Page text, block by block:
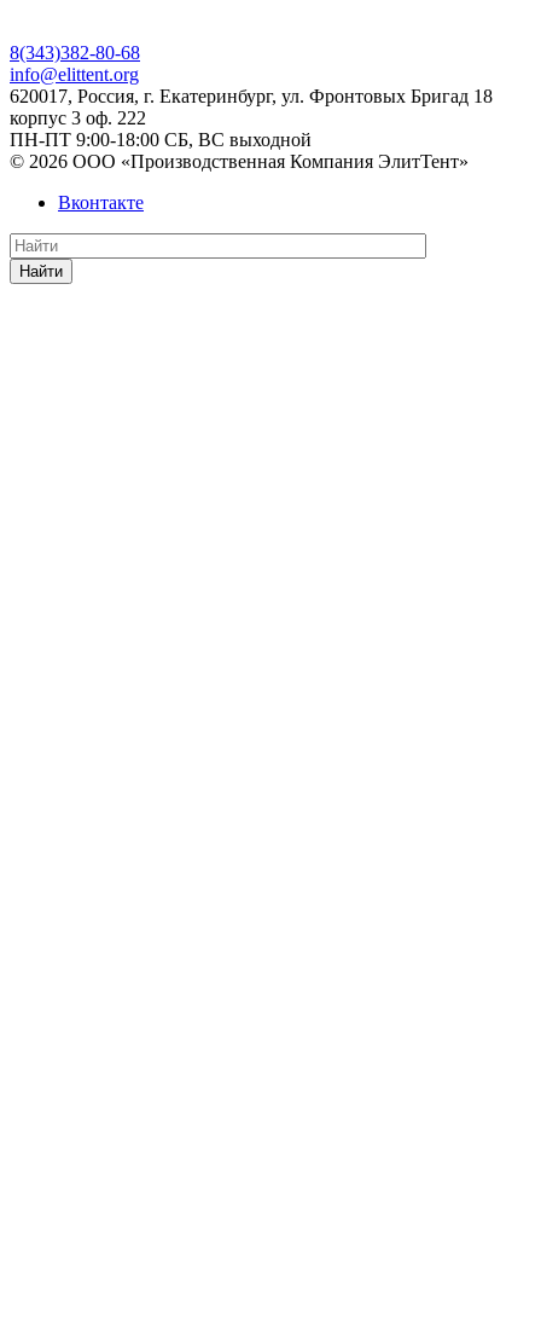
8(343)382-80-68
info@elittent.org
620017, Россия, г. Екатеринбург, ул. Фронтовых Бригад 18
корпус 3 оф. 222
ПН-ПТ 9:00-18:00 СБ, ВС выходной
© 2026 ООО «Производственная Компания ЭлитТент»
Вконтакте
Найти